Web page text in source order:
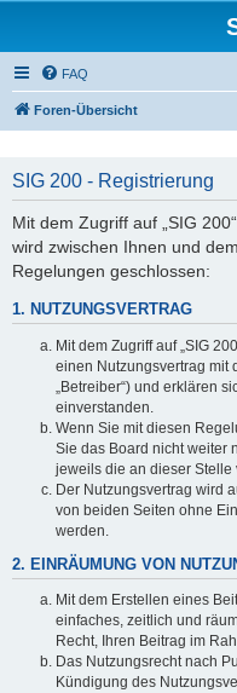
FAQ
Foren-Übersicht
SIG 200 - Registrierung
Mit dem Zugriff auf „SIG
wird zwischen Ihnen und
Regelungen geschlossen:
1. NUTZUNGSVERTRAG
Mit dem Zugriff auf „SIG
einen Nutzungsvertrag mit
„Betreiber“) und erklären
einverstanden.
Wenn Sie mit diesen
Sie das Board nicht weiter
jeweils die an dieser
Der Nutzungsvertrag wird
von beiden Seiten ohne
werden.
2. EINRÄUMUNG VON
Mit dem Erstellen eines
einfaches, zeitlich und
Recht, Ihren Beitrag im
Das Nutzungsrecht nach
Kündigung des